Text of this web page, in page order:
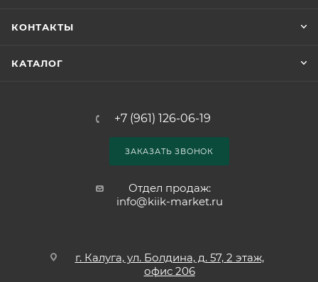
КОНТАКТЫ
КАТАЛОГ
+7 (961) 126-06-19
ЗАКАЗАТЬ ЗВОНОК
Отдел продаж:
info@kiik-market.ru
г. Калуга, ул. Болдина, д. 57, 2 этаж,
офис 206